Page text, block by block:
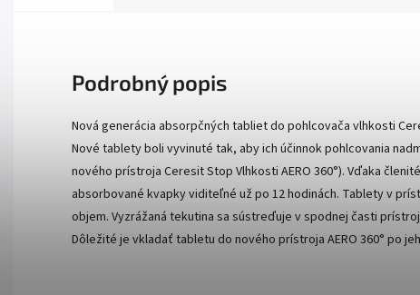
Podrobný popis
Nová generácia absorpčných tabliet do pohlcovača vlhkosti
Nové tablety boli vyvinuté tak, aby ich účinnok pohlcovania
nového prístroja Ceresit Stop Vlhkosti AERO 360°). Vďaka
absorbované kvapky viditeľné už po 12 hodinách. Tablety v
objem. Vyzrážaná tekutina sa sústreďuje v spodnej časti
Dôležité je vkladať tabletu do nového prístroja AERO 360° po